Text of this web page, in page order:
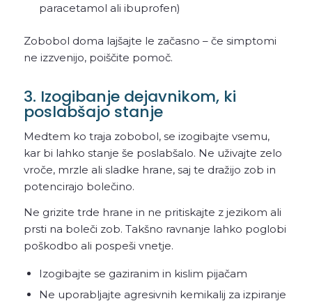
paracetamol ali ibuprofen)
Zobobol doma lajšajte le začasno – če simptomi
ne izzvenijo, poiščite pomoč.
3. Izogibanje dejavnikom, ki
poslabšajo stanje
Medtem ko traja zobobol, se izogibajte vsemu,
kar bi lahko stanje še poslabšalo. Ne uživajte zelo
vroče, mrzle ali sladke hrane, saj te dražijo zob in
potencirajo bolečino.
Ne grizite trde hrane in ne pritiskajte z jezikom ali
prsti na boleči zob. Takšno ravnanje lahko poglobi
poškodbo ali pospeši vnetje.
Izogibajte se gaziranim in kislim pijačam
Ne uporabljajte agresivnih kemikalij za izpiranje